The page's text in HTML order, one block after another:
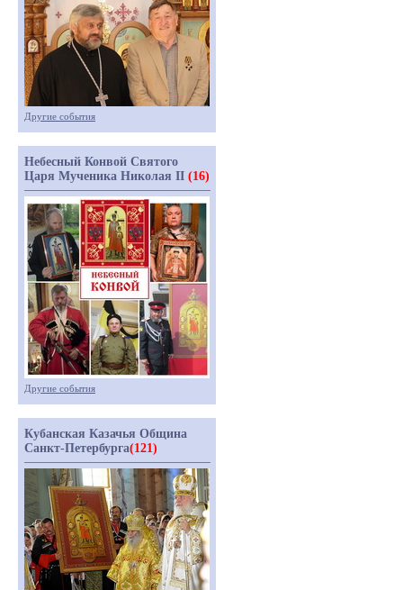
Другие события
Небесный Конвой Святого
Царя Мученика Николая II (16)
Другие события
Кубанская Казачья Община
Санкт-Петербурга(121)